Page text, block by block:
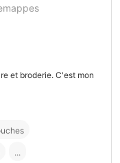
et broderie. C'est mon
...